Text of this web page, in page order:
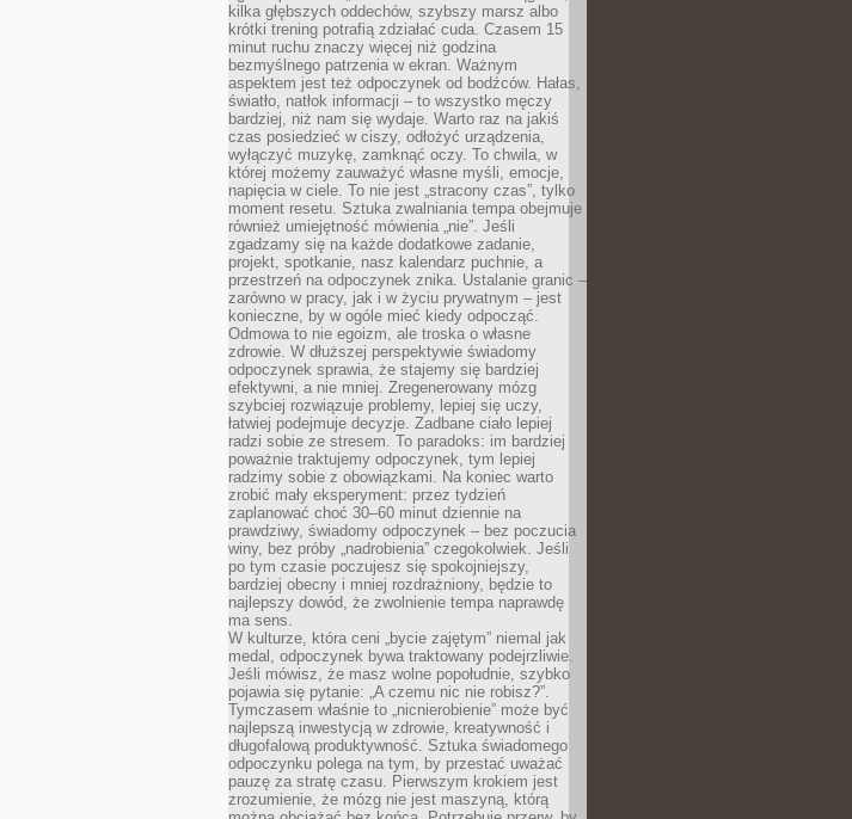
kilka głębszych oddechów, szybszy marsz albo
krótki trening potrafią zdziałać cuda. Czasem 15
minut ruchu znaczy więcej niż godzina
bezmyślnego patrzenia w ekran. Ważnym
aspektem jest też odpoczynek od bodźców. Hałas,
światło, natłok informacji – to wszystko męczy
bardziej, niż nam się wydaje. Warto raz na jakiś
czas posiedzieć w ciszy, odłożyć urządzenia,
wyłączyć muzykę, zamknąć oczy. To chwila, w
której możemy zauważyć własne myśli, emocje,
napięcia w ciele. To nie jest „stracony czas”, tylko
moment resetu. Sztuka zwalniania tempa obejmuje
również umiejętność mówienia „nie”. Jeśli
zgadzamy się na każde dodatkowe zadanie,
projekt, spotkanie, nasz kalendarz puchnie, a
przestrzeń na odpoczynek znika. Ustalanie granic –
zarówno w pracy, jak i w życiu prywatnym – jest
konieczne, by w ogóle mieć kiedy odpocząć.
Odmowa to nie egoizm, ale troska o własne
zdrowie. W dłuższej perspektywie świadomy
odpoczynek sprawia, że stajemy się bardziej
efektywni, a nie mniej. Zregenerowany mózg
szybciej rozwiązuje problemy, lepiej się uczy,
łatwiej podejmuje decyzje. Zadbane ciało lepiej
radzi sobie ze stresem. To paradoks: im bardziej
poważnie traktujemy odpoczynek, tym lepiej
radzimy sobie z obowiązkami. Na koniec warto
zrobić mały eksperyment: przez tydzień
zaplanować choć 30–60 minut dziennie na
prawdziwy, świadomy odpoczynek – bez poczucia
winy, bez próby „nadrobienia” czegokolwiek. Jeśli
po tym czasie poczujesz się spokojniejszy,
bardziej obecny i mniej rozdrażniony, będzie to
najlepszy dowód, że zwolnienie tempa naprawdę
ma sens.
W kulturze, która ceni „bycie zajętym” niemal jak
medal, odpoczynek bywa traktowany podejrzliwie.
Jeśli mówisz, że masz wolne popołudnie, szybko
pojawia się pytanie: „A czemu nic nie robisz?”.
Tymczasem właśnie to „nicnierobienie” może być
najlepszą inwestycją w zdrowie, kreatywność i
długofalową produktywność. Sztuka świadomego
odpoczynku polega na tym, by przestać uważać
pauzę za stratę czasu. Pierwszym krokiem jest
zrozumienie, że mózg nie jest maszyną, którą